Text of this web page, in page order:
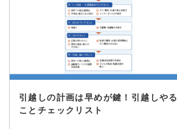
引越しの計画は早めが鍵！引越しやる
ことチェックリスト